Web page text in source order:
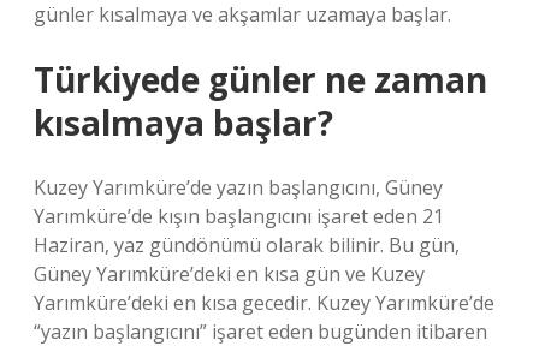
günler kısalmaya ve akşamlar uzamaya başlar.
Türkiyede günler ne zaman
kısalmaya başlar?
Kuzey Yarımküre’de yazın başlangıcını, Güney
Yarımküre’de kışın başlangıcını işaret eden 21
Haziran, yaz gündönümü olarak bilinir. Bu gün,
Güney Yarımküre’deki en kısa gün ve Kuzey
Yarımküre’deki en kısa gecedir. Kuzey Yarımküre’de
“yazın başlangıcını” işaret eden bugünden itibaren